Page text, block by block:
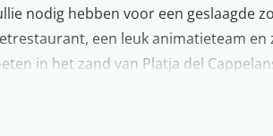
nodig hebben voor een geslaagde
een leuk animatieteam
in het zand van Platja del
de boulevard van Llevant Beach.